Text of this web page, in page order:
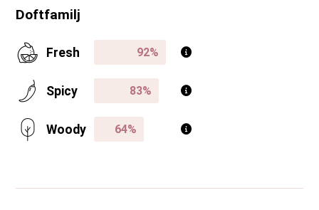
Doftfamilj
Fresh
Spicy
Woody